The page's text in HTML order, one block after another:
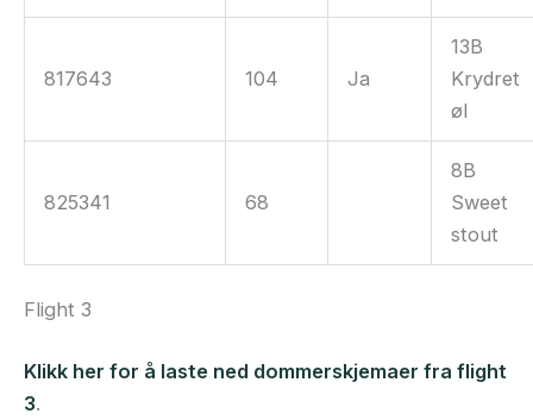
817643 104 Ja
13B
Krydret
øl
825341 68
8B
Sweet
stout
Flight 3
Klikk her for å laste ned dommerskjemaer fra flight
3.